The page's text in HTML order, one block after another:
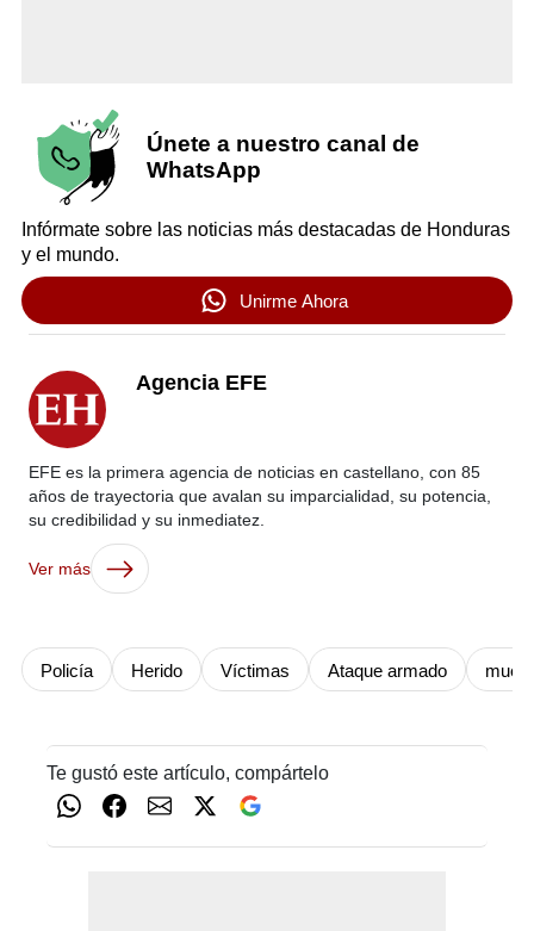
Únete a nuestro canal de
WhatsApp
Infórmate sobre las noticias más destacadas de Honduras
y el mundo.
Unirme Ahora
Agencia EFE
EFE es la primera agencia de noticias en castellano, con 85
años de trayectoria que avalan su imparcialidad, su potencia,
su credibilidad y su inmediatez.
Ver más
Policía Herido Víctimas Ataque armado
Te gustó este artículo, compártelo